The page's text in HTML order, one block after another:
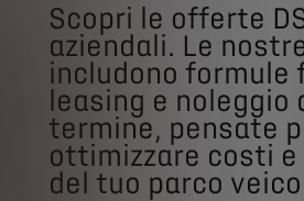
Scopri le offerte
aziendali. Le
includono formule
leasing e noleggio
termine, pensate
ottimizzare costi
del tuo parco